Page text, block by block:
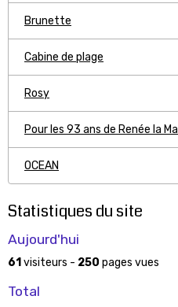
Brunette
Cabine de plage
Rosy
Pour les 93 ans de Renée la Ma
OCEAN
Statistiques du site
Aujourd'hui
61 visiteurs - 250 pages vues
Total